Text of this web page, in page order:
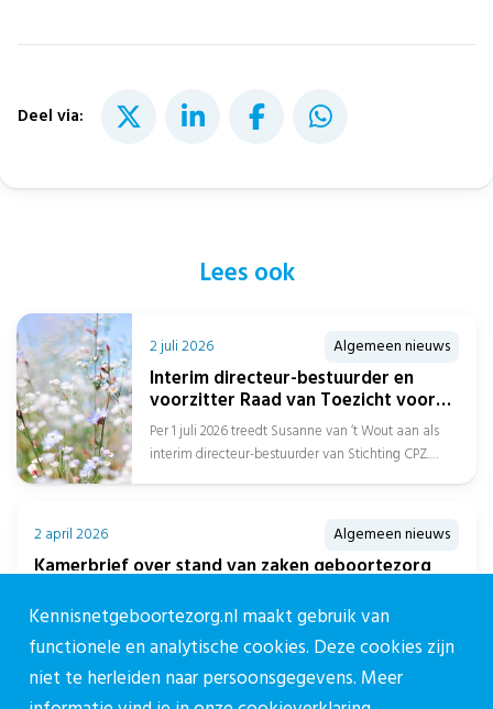
Deel via:
Lees ook
2 juli 2026 Algemeen nieuws
Interim directeur-bestuurder en
voorzitter Raad van Toezicht voor
Stichting CPZ
Per 1 juli 2026 treedt Susanne van ‘t Wout aan als
interim directeur-bestuurder van Stichting CPZ.
2 april 2026 Algemeen nieuws
Kamerbrief over stand van zaken geboortezorg
De minister van Volksgezondheid, Welzijn en Sport heeft de Tweede
Kamer op 1 april 2026 geïnformeerd over de stand van...
Kennisnetgeboortezorg.nl maakt gebruik van
functionele en analytische cookies. Deze cookies zijn
niet te herleiden naar persoonsgegevens. Meer